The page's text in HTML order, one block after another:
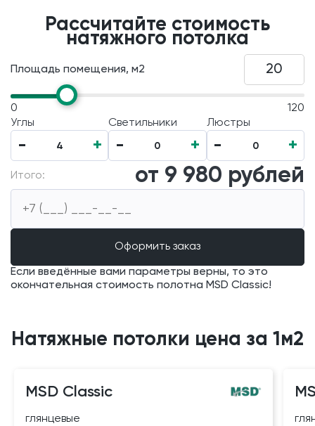
Рассчитайте стоимость
натяжного потолка
Площадь помещения, м2
0
120
Углы
- 4 +
Светильники
- 0 +
Люстры
- 0 +
Если введённые вами параметры верны, то это
окончательная стоимость полотна MSD Classic!
Итого: от 9 980 рублей
Натяжные потолки цена за 1м2
MSD Classic
глянцевые